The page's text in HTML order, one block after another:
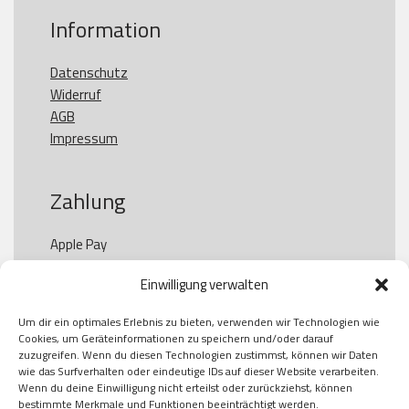
Einwilligung verwalten
Um dir ein optimales Erlebnis zu bieten, verwenden wir Technologien wie
Cookies, um Geräteinformationen zu speichern und/oder darauf
zuzugreifen. Wenn du diesen Technologien zustimmst, können wir Daten
wie das Surfverhalten oder eindeutige IDs auf dieser Website verarbeiten.
Wenn du deine Einwilligung nicht erteilst oder zurückziehst, können
bestimmte Merkmale und Funktionen beeinträchtigt werden.
Information
Datenschutz
Widerruf
AGB
Impressum
Zahlung
Apple Pay
Paypal
Kauf auf Rechung
Klarna
American Express